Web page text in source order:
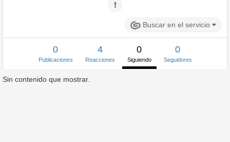
Buscar en el servicio
0
Publicaciones
4
Reacciones
0
Siguiendo
0
Seguidores
Sin contenido que mostrar.